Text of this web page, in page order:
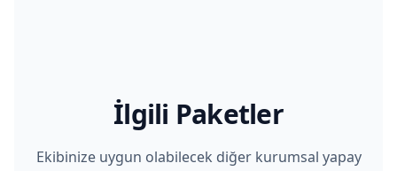
İlgili Paketler
Ekibinize uygun olabilecek diğer kurumsal yapay